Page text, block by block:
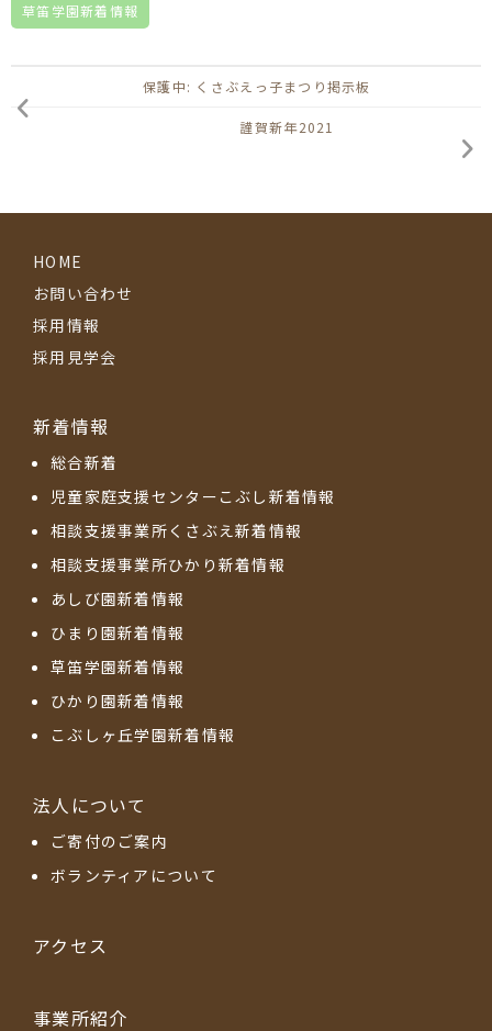
草笛学園新着情報
保護中: くさぶえっ子まつり掲示板
謹賀新年2021
HOME
お問い合わせ
採用情報
採用見学会
新着情報
総合新着
児童家庭支援センターこぶし新着情報
相談支援事業所くさぶえ新着情報
相談支援事業所ひかり新着情報
あしび園新着情報
ひまり園新着情報
草笛学園新着情報
ひかり園新着情報
こぶしヶ丘学園新着情報
法人について
ご寄付のご案内
ボランティアについて
アクセス
事業所紹介